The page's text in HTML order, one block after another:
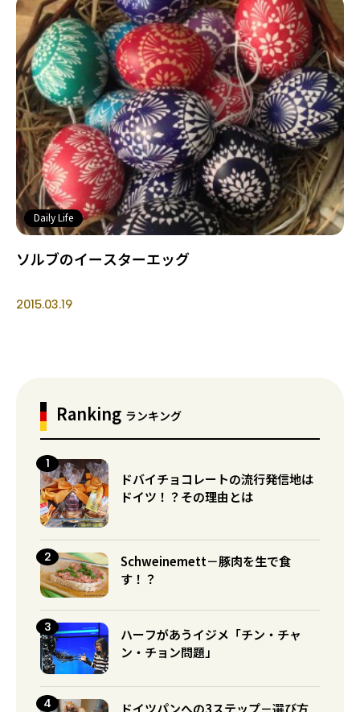
Daily Life
ソルブのイースターエッグ
2015.03.19
Ranking ランキング
ドバイチョコレートの流行発信地は
ドイツ！？その理由とは
Schweinemett－豚肉を生で食
す！？
ハーフがあうイジメ「チン・チャ
ン・チョン問題」
ドイツパンへの3ステップ－選び方